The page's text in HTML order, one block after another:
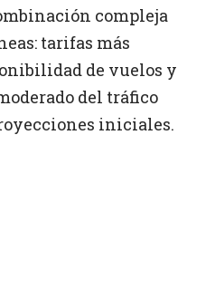
compleja
tarifas más
de vuelos y
del tráfico
iniciales.